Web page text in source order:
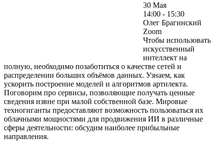
30 Мая
14:00 - 15:30
Олег Брагинский
Zoom
Чтобы использовать
искусственный
интеллект на
полную, необходимо позаботиться о качестве сетей и
распределении больших объёмов данных. Узнаем, как
ускорить построение моделей и алгоритмов артилекта.
Поговорим про сервисы, позволяющие получать ценные
сведения извне при малой собственной базе. Мировые
техногиганты предоставляют возможность пользоваться их
облачными мощностями для продвижения ИИ в различные
сферы деятельности: обсудим наиболее прибыльные
направления.